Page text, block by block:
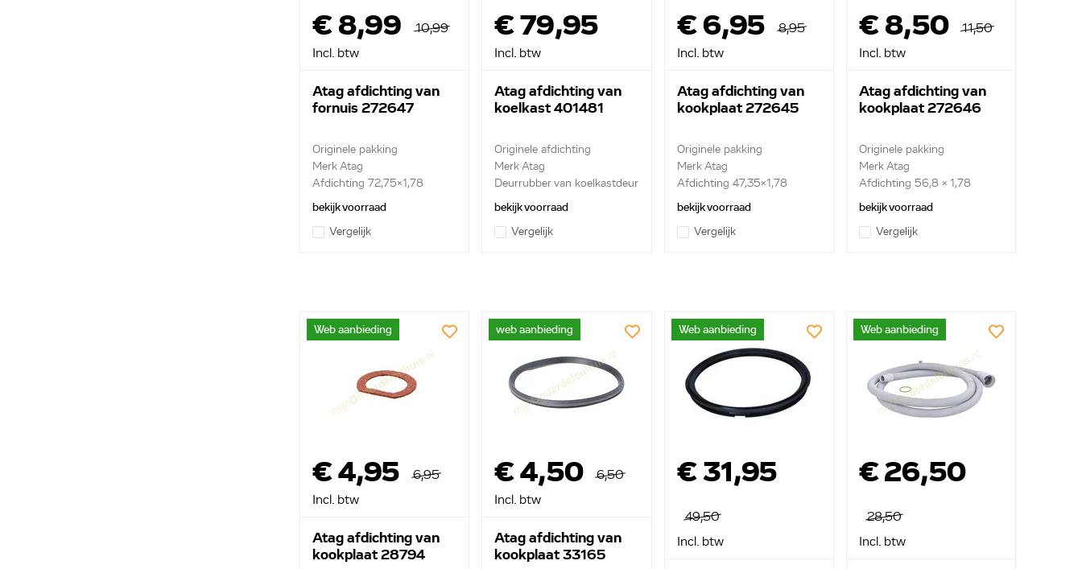
€ 8,99
10,99
Incl. btw
Atag afdichting van
fornuis 272647
Originele pakking
Merk Atag
Afdichting 72,75x1,78
bekijk voorraad
Vergelijk
€ 79,95
Incl. btw
Atag afdichting van
koelkast 401481
Originele afdichting
Merk Atag
Deurrubber van koelkastdeur
bekijk voorraad
Vergelijk
€ 6,95
8,95
Incl. btw
Atag afdichting van
kookplaat 272645
Originele pakking
Merk Atag
Afdichting 47,35x1,78
bekijk voorraad
Vergelijk
€ 8,50
11,50
Incl. btw
Atag afdichting van
kookplaat 272646
Originele pakking
Merk Atag
Afdichting 56,8 x 1,78
bekijk voorraad
Vergelijk
Web aanbieding
€ 4,95
6,95
Incl. btw
Atag afdichting van
kookplaat 28794
web aanbieding
€ 4,50
6,50
Incl. btw
Atag afdichting van
kookplaat 33165
Web aanbieding
€ 31,95
49,50
Incl. btw
Web aanbieding
€ 26,50
28,50
Incl. btw